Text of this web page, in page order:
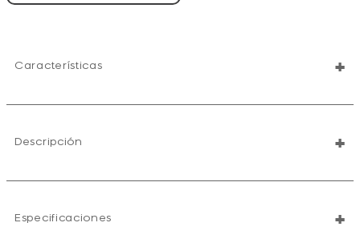
Características +
Descripción +
Especificaciones +